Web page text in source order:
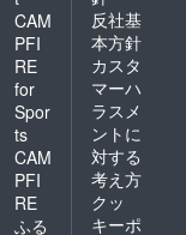
CAM
PFI
RE
for
Spor
ts
CAM
PFI
RE
ふる
反社基
本方針
カスタ
マーハ
ラスメ
ントに
対する
考え方
クッ
キーポ